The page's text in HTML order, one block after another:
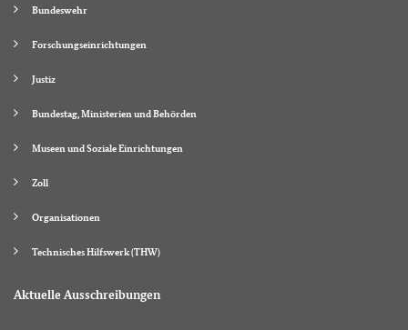
Bundeswehr
Forschungseinrichtungen
Justiz
Bundestag, Ministerien und Behörden
Museen und Soziale Einrichtungen
Zoll
Organisationen
Technisches Hilfswerk (THW)
Aktuelle Ausschreibungen